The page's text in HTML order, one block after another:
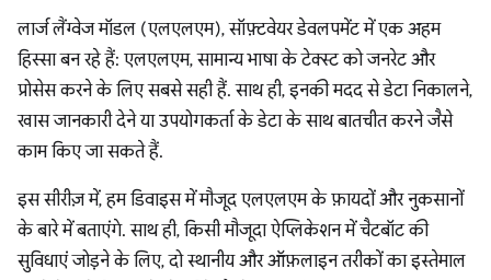
लार्ज लैंग्वेज मॉडल (एलएलएम), सॉफ़्टवेयर डेवलपमेंट में एक अहम
हिस्सा बन रहे हैं: एलएलएम, सामान्य भाषा के टेक्स्ट को जनरेट और
प्रोसेस करने के लिए सबसे सही हैं. साथ ही, इनकी मदद से डेटा निकालने,
खास जानकारी देने या उपयोगकर्ता के डेटा के साथ बातचीत करने जैसे
काम किए जा सकते हैं.
इस सीरीज़ में, हम डिवाइस में मौजूद एलएलएम के फ़ायदों और नुकसानों
के बारे में बताएंगे. साथ ही, किसी मौजूदा ऐप्लिकेशन में चैटबॉट की
सुविधाएं जोड़ने के लिए, दो स्थानीय और ऑफ़लाइन तरीकों का इस्तेमाल